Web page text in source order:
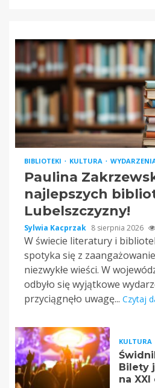
BIBLIOTEKI KULTURA
Paulina
najlepszych
Lubelszczyzny!
Sylwia Kacprzak 8 sierpnia 2026
W świecie literatury i
spotyka się z
niezwykłe wieści. W
odbyło się wyjątkowe
przyciągnęło uwagę... Czytaj
KULTURA
Bilety
na